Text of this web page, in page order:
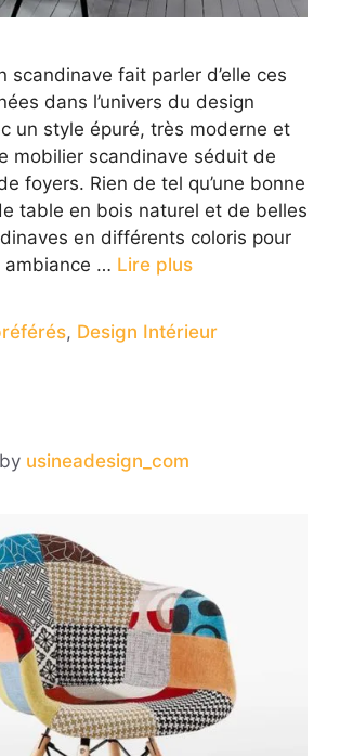
scandinave fait parler d’elle ces
dans l’univers du design
un style épuré, très moderne et
mobilier scandinave séduit de
foyers. Rien de tel qu’une bonne
table en bois naturel et de belles
en différents coloris pour
ambiance … Lire plus
, Design Intérieur
by usineadesign_com